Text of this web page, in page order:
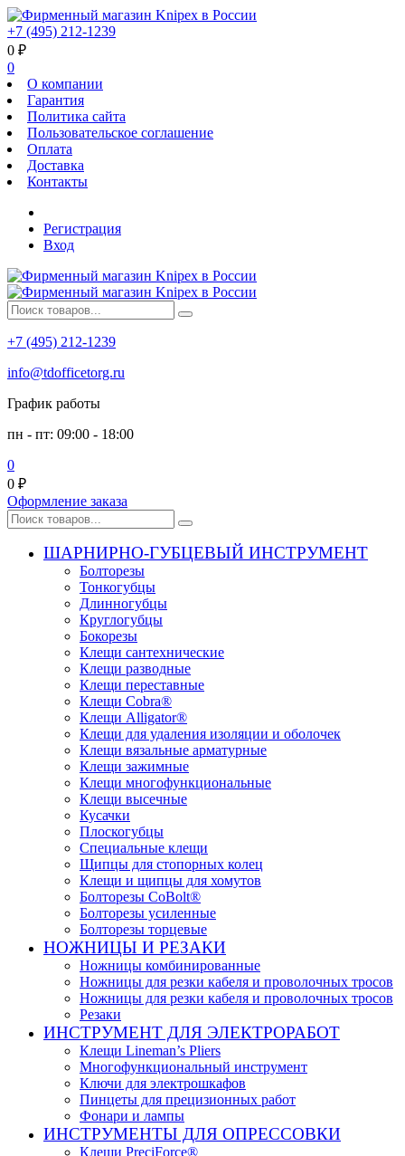
+7 (495) 212-1239
0 ₽
0
О компании
Гарантия
Политика сайта
Пользовательское соглашение
Оплата
Доставка
Контакты
Регистрация
Вход
+7 (495) 212-1239
info@tdofficetorg.ru
График работы
пн - пт: 09:00 - 18:00
0
0 ₽
Оформление заказа
ШАРНИРНО-ГУБЦЕВЫЙ ИНСТРУМЕНТ
Болторезы
Тонкогубцы
Длинногубцы
Круглогубцы
Бокорезы
Клещи сантехнические
Клещи разводные
Клещи переставные
Клещи Cobra®
Клещи Alligator®
Клещи для удаления изоляции и оболочек
Клещи вязальные арматурные
Клещи зажимные
Клещи многофункциональные
Клещи высечные
Кусачки
Плоскогубцы
Специальные клещи
Щипцы для стопорных колец
Клещи и щипцы для хомутов
Болторезы CoBolt®
Болторезы усиленные
Болторезы торцевые
НОЖНИЦЫ И РЕЗАКИ
Ножницы комбинированные
Ножницы для резки кабеля и проволочных тросов
Ножницы для резки кабеля и проволочных тросов
Резаки
ИНСТРУМЕНТ ДЛЯ ЭЛЕКТРОРАБОТ
Клещи Lineman’s Pliers
Многофункциональный инструмент
Ключи для электрошкафов
Пинцеты для прецизионных работ
Фонари и лампы
ИНСТРУМЕНТЫ ДЛЯ ОПРЕССОВКИ
Клещи PreciForce®